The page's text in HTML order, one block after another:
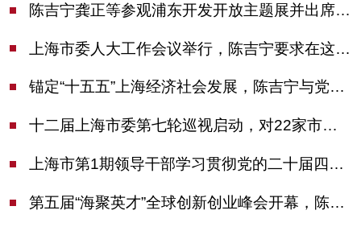
陈吉宁龚正等参观浦东开发开放主题展并出席座谈会
上海市委人大工作会议举行，陈吉宁要求在这些方面更加奋发有为
锚定“十五五”上海经济社会发展，陈吉宁与党外人士专题协商座谈
十二届上海市委第七轮巡视启动，对22家市管单位开展常规巡视
上海市第1期领导干部学习贯彻党的二十届四中全会精神专题研讨班开班，陈吉宁作专题报告
第五届“海聚英才”全球创新创业峰会开幕，陈吉宁出席并启动新一届大赛